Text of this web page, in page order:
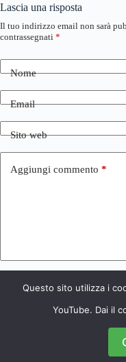
Lascia una risposta
Il tuo indirizzo email non sarà
contrassegnati *
Nome
Email
Sito web
Aggiungi commento *
Invia commento
Questo sito utilizza i
YouTube. Dai il